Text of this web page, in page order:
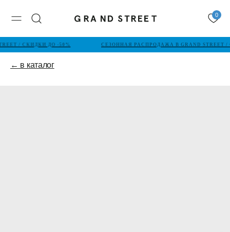
0
/ СКИДКИ ДО -50% СЕЗОННАЯ РАСПРОДАЖА В GRAND STREET /
← в каталог